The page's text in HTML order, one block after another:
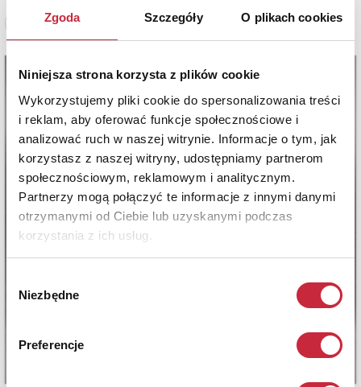
Zgoda Szczegóły O plikach cookies
Niniejsza strona korzysta z plików cookie
Wykorzystujemy pliki cookie do spersonalizowania treści
i reklam, aby oferować funkcje społecznościowe i
analizować ruch w naszej witrynie. Informacje o tym, jak
korzystasz z naszej witryny, udostępniamy partnerom
społecznościowym, reklamowym i analitycznym.
Partnerzy mogą połączyć te informacje z innymi danymi
otrzymanymi od Ciebie lub uzyskanymi podczas
korzystania z ich usług.
zgody
Niezbędne
Preferencje
Zobacz pełne informacje